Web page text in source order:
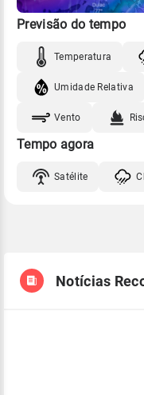
Previsão do tempo
Temperatura
Umidade Relativa
Vento
Tempo agora
Satélite
Notícias